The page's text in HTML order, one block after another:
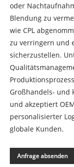
oder
Blendung zu
wie CPL
zu verringern und
sicherzustellen.
Großhandels- und
und akzeptiert
personalisierter
globale Kunden.
Anfrage absenden